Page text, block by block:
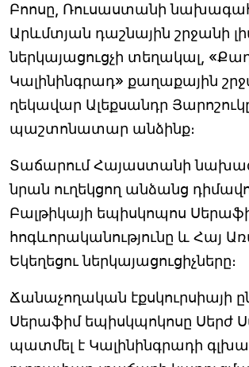
Բոոսը, Ռուսաստանի
Արևմտյան դաշնային շրջանի
ներկայացուցչի տեղակալ,
Կալինինգրադ» քաղաքային
ղեկավար Ալեքսանդր
պաշտոնատար անձինք։
Տաճարում Հայաստանի
նրան ուղեկցող անձանց
Բալթիկայի եպիսկոպոս
հոգևորականությունը և Հայ
Եկեղեցու ներկայացուցիչները։
Ճանաչողական էքսկուրսիայի
Սերաֆիմ եպիսկպոկոսը Սերժ
պատմել է Կալինինգրադի